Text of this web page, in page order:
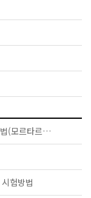
KS F 2546 - 골재의 알칼리 잠재 반응 시험방법(모르타르봉 방법)
험방법